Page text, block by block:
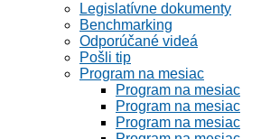
Legislatívne dokumenty
Benchmarking
Odporúčané videá
Pošli tip
Program na mesiac
Program na mesiac
Program na mesiac
Program na mesiac